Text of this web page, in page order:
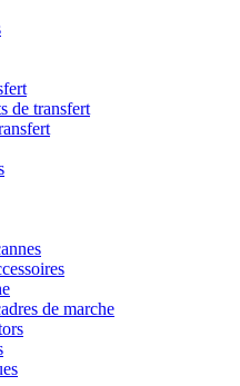
de transfert
de marche